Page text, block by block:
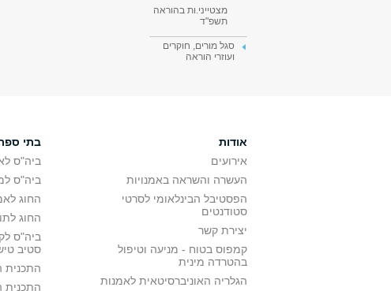
מצטייני.ות בהוראה
תשפ"ד
סגל מורים, חוקרים
ועוזרי הוראה
אודות
אירועים
העשרה והשראה באמנויות
הפסטיבל הבינלאומי לסרטי
סטודנטים
יצירת קשר
קמפוס בטוח - מניעה וטיפול
בהטרדה מינית
הגלריה האוניברסיטאית לאמנות
בתי
ביה"ס
ביה"ס
החוג
החוג
ביה"ס
סטיב
התכנית
התכנית